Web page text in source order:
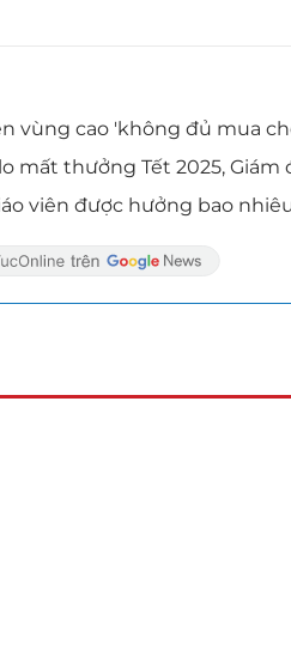
vùng cao 'không đủ mua
mất thưởng Tết 2025, Giám
viên được hưởng bao